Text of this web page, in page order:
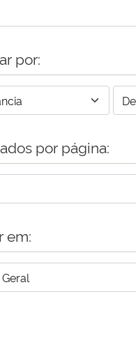
por:
por página:
em: